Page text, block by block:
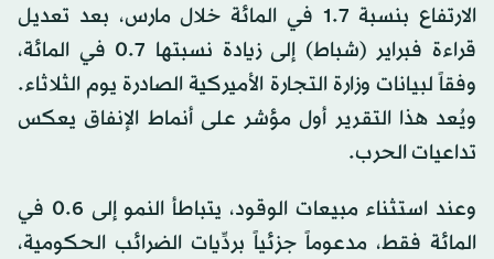
الارتفاع بنسبة 1.7 في المائة خلال مارس، بعد تعديل
قراءة فبراير (شباط) إلى زيادة نسبتها 0.7 في المائة،
وفقاً لبيانات وزارة التجارة الأميركية الصادرة يوم الثلاثاء.
ويُعد هذا التقرير أول مؤشر على أنماط الإنفاق يعكس
تداعيات الحرب.
وعند استثناء مبيعات الوقود، يتباطأ النمو إلى 0.6 في
المائة فقط، مدعوماً جزئياً بردِّيات الضرائب الحكومية،